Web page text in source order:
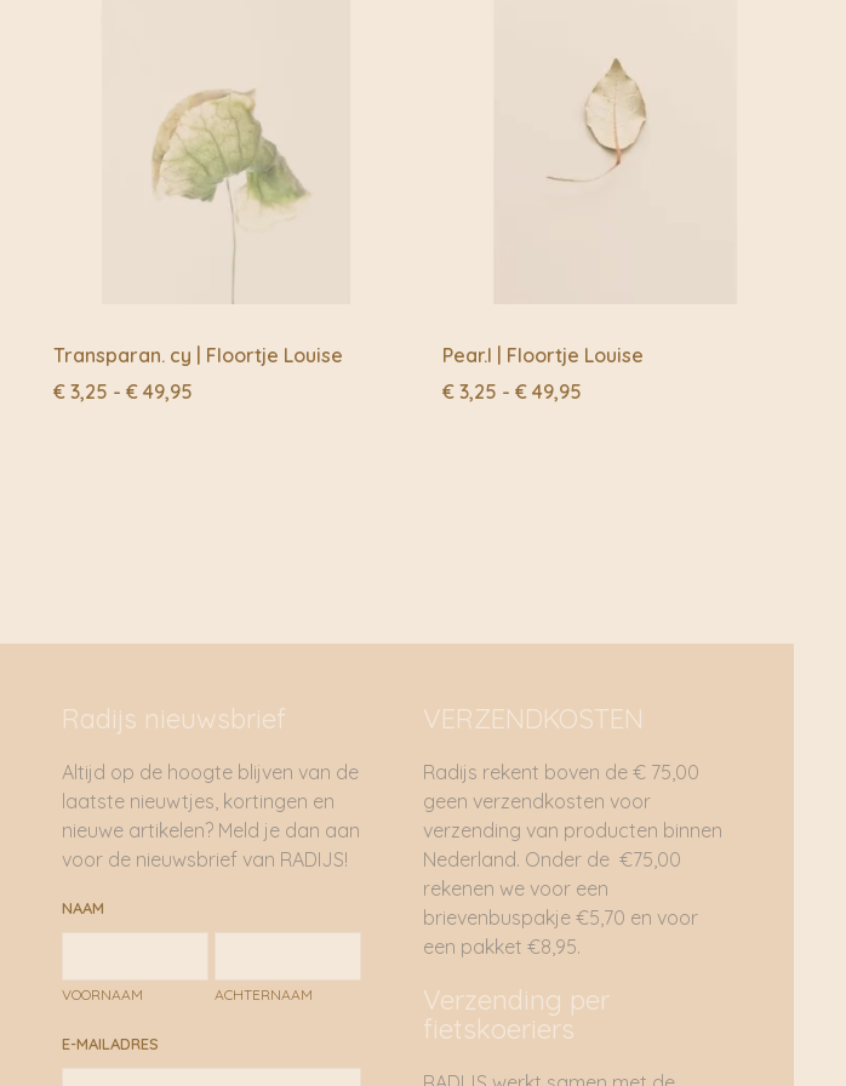
Transparan. cy | Floortje Louise
€ 3,25 - € 49,95
Pear.l | Floortje Louise
€ 3,25 - € 49,95
Radijs nieuwsbrief
Altijd op de hoogte blijven van de
laatste nieuwtjes, kortingen en
nieuwe artikelen? Meld je dan aan
voor de nieuwsbrief van RADIJS!
NAAM
VOORNAAM ACHTERNAAM
E-MAILADRES
VERZENDKOSTEN
Radijs rekent boven de € 75,00
geen verzendkosten voor
verzending van producten binnen
Nederland. Onder de €75,00
rekenen we voor een
brievenbuspakje €5,70 en voor
een pakket €8,95.
Verzending per
fietskoeriers